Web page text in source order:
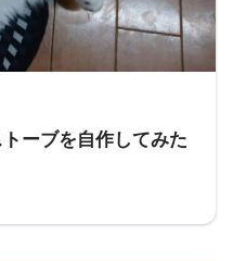
ーブを自作してみた